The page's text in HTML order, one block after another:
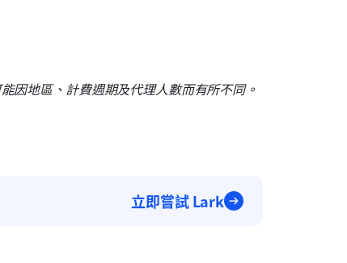
因地區、計費週期及代理人數而有所不同。
立即嘗試 Lark